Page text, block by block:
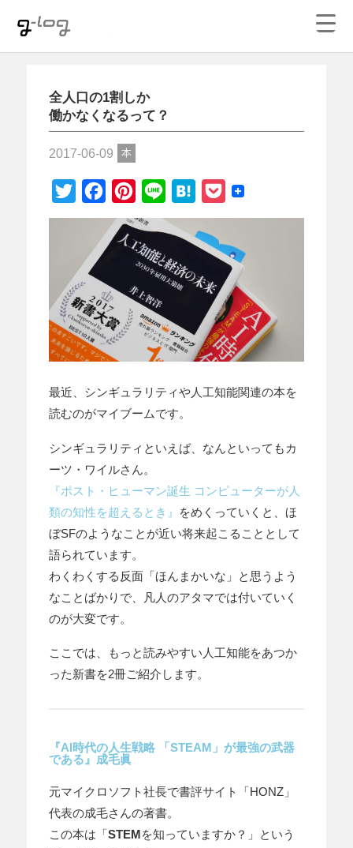
作・映像制作
全人口の1割しか
働かなくなるって？
2017-06-09 本
Twitter FacebookPinterest
Line HatenaPocket
最近、シンギュラリティや人工知能関連の本を
読むのがマイブームです。
シンギュラリティといえば、なんといってもカ
ーツ・ワイルさん。
『ポスト・ヒューマン誕生 コンピューターが人
類の知性を超えるとき』
をめくっていくと、ほ
ぼSFのようなことが近い将来起こることとして
語られています。
わくわくする反面「ほんまかいな」と思うよう
なことばかりで、凡人のアタマでは付いていく
のが大変です。
ここでは、もっと読みやすい人工知能をあつか
った新書を2冊ご紹介します。
『AI時代の人生戦略 「STEAM」が最強の武器
である』成毛眞
元マイクロソフト社長で書評サイト「HONZ」
代表の成毛さんの著書。
この本は「STEMを知っていますか？」という